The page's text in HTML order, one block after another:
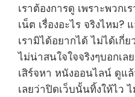
เราต้องการดู เพราะพวก
เน็ต เรื่องอะไร จริงไหม?
เรามิได้อยากได้ ไม่ได้เกี่
ไม่น่าสนใจใจจริงๆบอกเ
เสิร์จหา หนังออนไลน์ ดู
เลยว่าปิดเว็บนั้นทิ้งให้ไว